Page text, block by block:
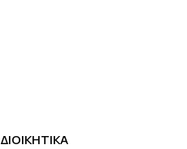
ΔΙΟΙΚΗΤΙΚΑ